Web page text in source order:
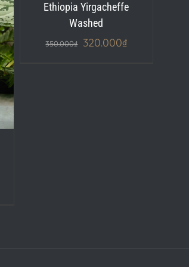
Ethiopia Yirgacheffe
Washed
350.000₫ 320.000₫